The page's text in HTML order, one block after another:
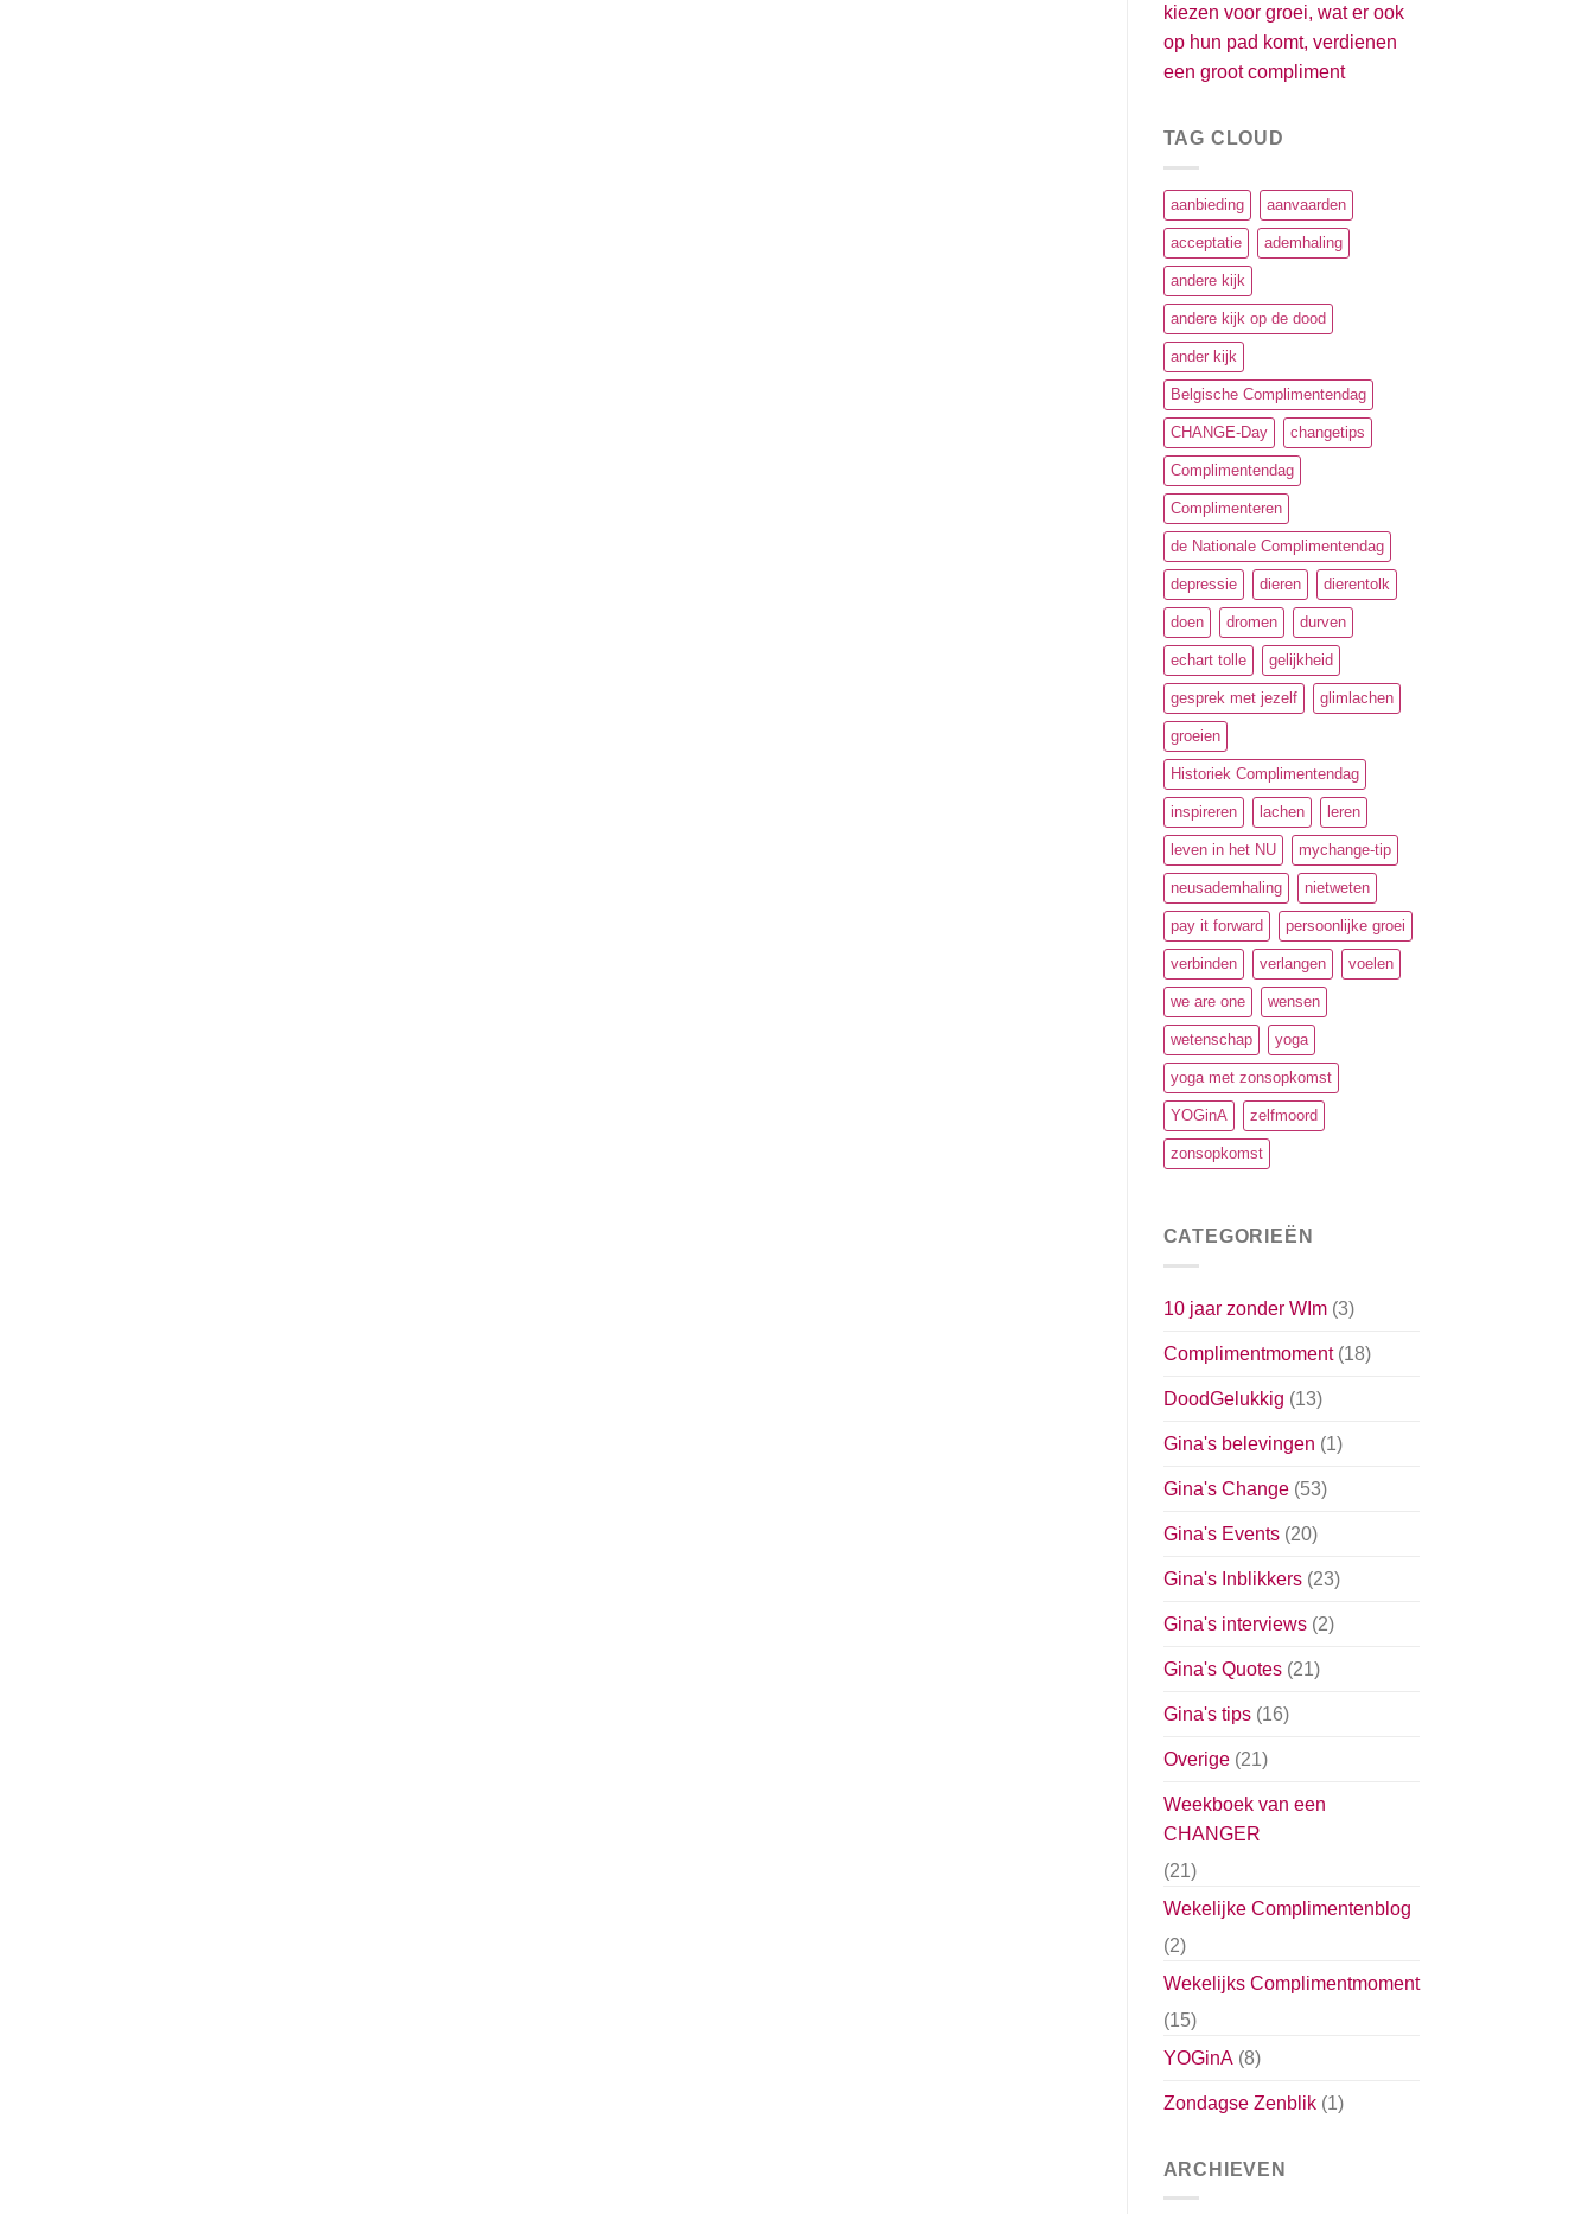
kiezen voor groei, wat er ook
op hun pad komt, verdienen
een groot compliment
TAG CLOUD
aanbieding aanvaarden
acceptatie ademhaling
andere kijk
andere kijk op de dood
ander kijk
Belgische Complimentendag
CHANGE-Day changetips
Complimentendag
Complimenteren
de Nationale Complimentendag
depressie dieren dierentolk
doen dromen durven
echart tolle gelijkheid
gesprek met jezelf glimlachen
groeien
Historiek Complimentendag
inspireren lachen leren
leven in het NU mychange-tip
neusademhaling nietweten
pay it forward persoonlijke groei
verbinden verlangen voelen
we are one wensen
wetenschap yoga
yoga met zonsopkomst
YOGinA zelfmoord
zonsopkomst
CATEGORIEËN
10 jaar zonder WIm(3)
Complimentmoment(18)
DoodGelukkig (13)
Gina's belevingen (1)
Gina's Change(53)
Gina's Events(20)
Gina's Inblikkers(23)
Gina's interviews(2)
Gina's Quotes(21)
Gina's tips(16)
Overige(21)
Weekboek van een
CHANGER
(21)
Wekelijke Complimentenblog
(2)
Wekelijks Complimentmoment
(15)
YOGinA(8)
Zondagse Zenblik(1)
ARCHIEVEN